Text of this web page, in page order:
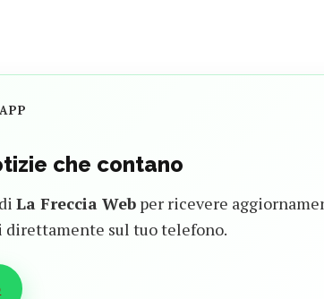
che contano
La Freccia Web per ricevere
sul tuo telefono.